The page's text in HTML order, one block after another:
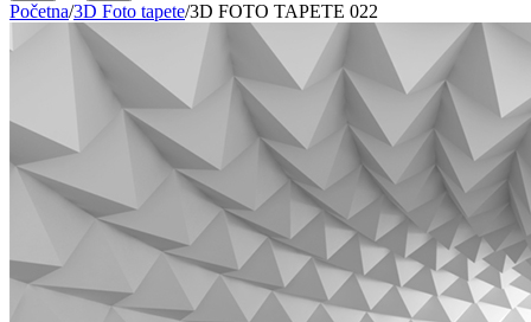
Početna/3D Foto tapete/3D FOTO TAPETE 022